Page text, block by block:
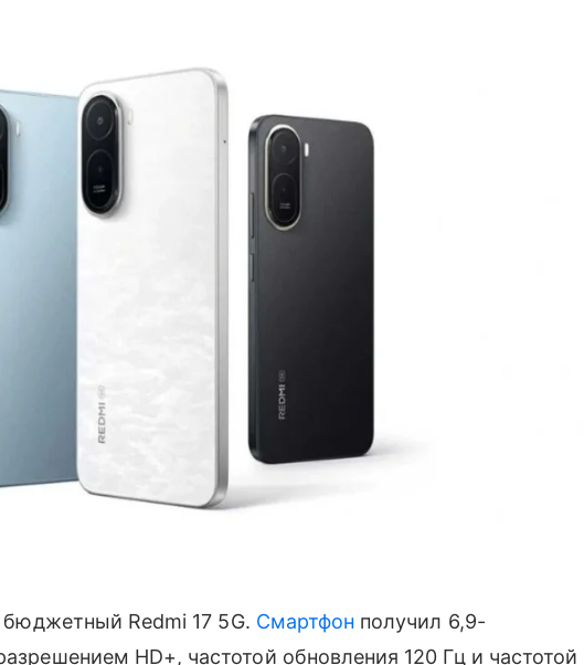
бюджетный Redmi 17 5G. Смартфон получил 6,9-
HD+, частотой обновления 120 Гц и частотой